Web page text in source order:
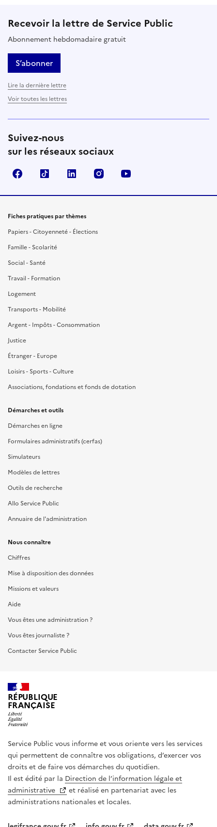
Recevoir la lettre de Service Public
Abonnement hebdomadaire gratuit
S’abonner
Lire la dernière lettre
Voir toutes les lettres
Suivez-nous
sur les réseaux sociaux
FacebookTikTok LinkedIn Instagram
Fiches pratiques par thèmes
Papiers - Citoyenneté - Élections
Famille - Scolarité
Social - Santé
Travail - Formation
Logement
Transports - Mobilité
Argent - Impôts - Consommation
Justice
Étranger - Europe
Loisirs - Sports - Culture
Associations, fondations et fonds de dotation
Démarches et outils
Démarches en ligne
Formulaires administratifs (cerfas)
Simulateurs
Modèles de lettres
Outils de recherche
Allo Service Public
Annuaire de l'administration
Nous connaître
Chiffres
Mise à disposition des données
Missions et valeurs
Aide
Vous êtes une administration ?
Vous êtes journaliste ?
Contacter Service Public
RÉPUBLIQUE
FRANÇAISE
Service Public vous informe et vous oriente vers les services
qui permettent de connaître vos obligations, d’exercer vos
droits et de faire vos démarches du quotidien.
Il est édité par la Direction de l’information légale et
administrative
et réalisé en partenariat avec les
administrations nationales et locales.